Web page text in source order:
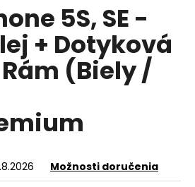
5S, SE -
+ Dotyková
(Biely /
Možnosti doručenia
HĽADAŤ